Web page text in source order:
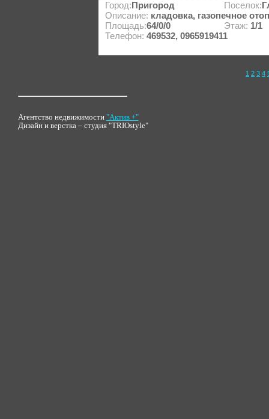
Город: Пригород Поселок:
Описание: кладовка, газопечное
Площадь:64/0/0 Этаж: 1/1
Телефон: 469532, 0965919411
1 2 3 4
Агентство недвижимости "Актив +"
Дизайн и верстка – студия "TRIOstyle"